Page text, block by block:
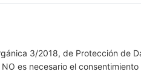
3/2018, de Protección de
es necesario el